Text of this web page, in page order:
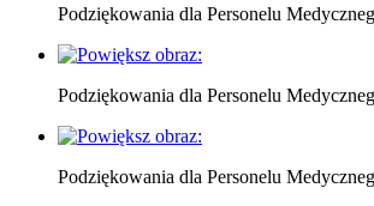
Podziękowania dla Personelu
Podziękowania dla Personelu
Podziękowania dla Personelu